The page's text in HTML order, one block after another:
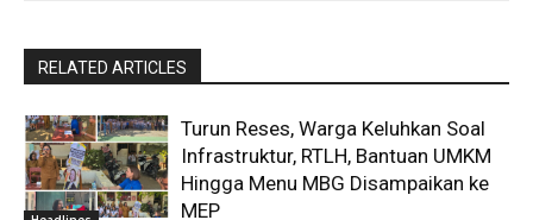
RELATED ARTICLES
Turun Reses, Warga Keluhkan Soal
Infrastruktur, RTLH, Bantuan UMKM
Hingga Menu MBG Disampaikan ke
MEP